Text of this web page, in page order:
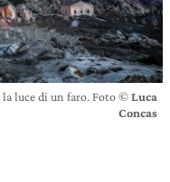
luce di un faro. Foto ©Luca
Concas